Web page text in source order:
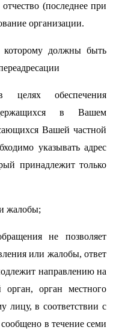
(последнее при
организации.
которому должны быть
обеспечения
в Вашем
Вашей частной
указывать адрес
принадлежит только
жалобы;
не позволяет
или жалобы, ответ
направлению на
орган, орган местного
лицу, в соответствии с
в течение семи